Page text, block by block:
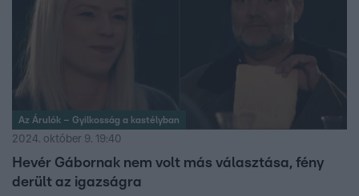
Az Árulók – Gyilkosság a kastélyban
2024. október 9. 19:40
Hevér Gábornak nem volt más választása, fény
derült az igazságra